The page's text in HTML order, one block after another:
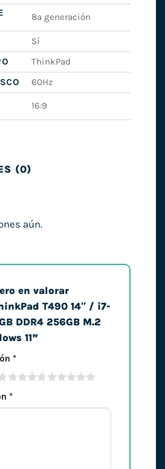
8ª generación
Sí
ThinkPad
60Hz
16:9
(0)
aún.
en valorar
T490 14″ / i7-
DDR4 256GB M.2
11”
*
*